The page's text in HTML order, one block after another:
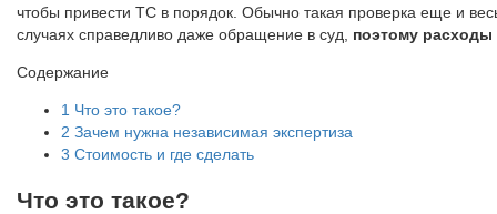
чтобы привести ТС в порядок. Обычно такая проверка еще и
случаях справедливо даже обращение в суд, поэтому расходы
Содержание
1 Что это такое?
2 Зачем нужна независимая экспертиза
3 Стоимость и где сделать
Что это такое?